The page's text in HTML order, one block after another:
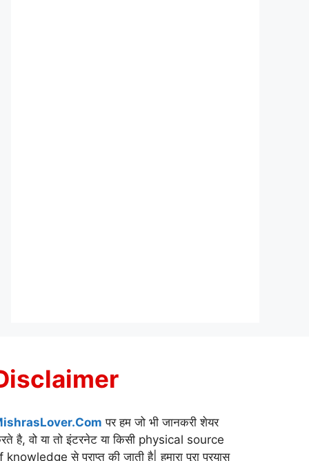
पर हम जो भी जानकरी शेयर
है, वो या तो इंटरनेट या किसी physical source
knowledge से प्राप्त की जाती है| हमारा पूरा प्रयास